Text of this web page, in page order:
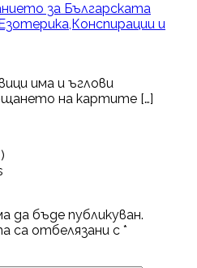
за Българската
и
има и ъглови
на картите […]
да бъде публикуван.
са отбелязани с *